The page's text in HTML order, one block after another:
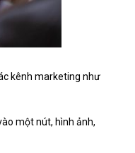
kênh marketing như
một nút, hình ảnh,